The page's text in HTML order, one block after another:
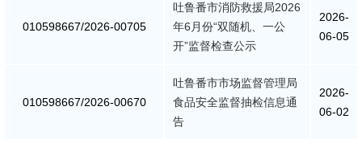
010598667/2026-00705
吐鲁番市消防救援局2026
年6月份“双随机、一公
开”监督检查公示
2026-
06-05
010598667/2026-00670
吐鲁番市市场监督管理局
食品安全监督抽检信息通
告
2026-
06-02